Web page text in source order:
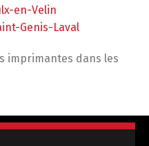
en-Velin
Genis-Laval
imprimantes dans les